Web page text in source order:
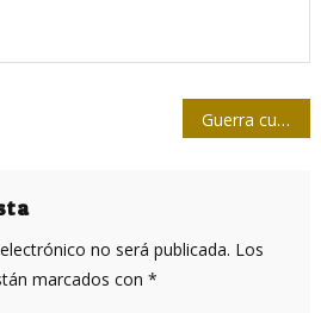
Guerra cultural y liberalismo de importación, la misma cara de la dominación imperial
no será publicada. Los
marcados con *